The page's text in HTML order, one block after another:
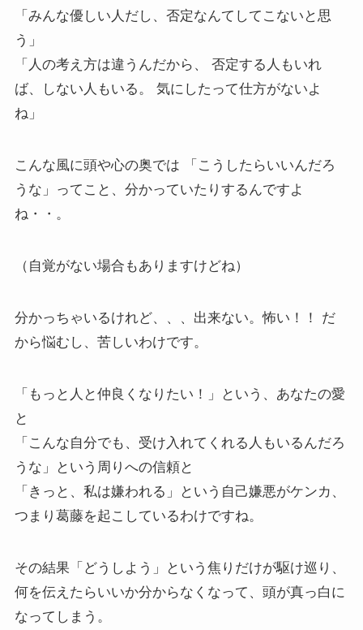
「みんな優しい人だし、否定なんてしてこないと思
う」
「人の考え方は違うんだから、 否定する人もいれ
ば、しない人もいる。 気にしたって仕方がないよ
ね」
こんな風に頭や心の奥では 「こうしたらいいんだろ
うな」ってこと、分かっていたりするんですよ
ね・・。
（自覚がない場合もありますけどね）
分かっちゃいるけれど、、、出来ない。怖い！！ だ
から悩むし、苦しいわけです。
「もっと人と仲良くなりたい！」という、あなたの愛
と
「こんな自分でも、受け入れてくれる人もいるんだろ
うな」という周りへの信頼と
「きっと、私は嫌われる」という自己嫌悪がケンカ、
つまり葛藤を起こしているわけですね。
その結果「どうしよう」という焦りだけが駆け巡り、
何を伝えたらいいか分からなくなって、頭が真っ白に
なってしまう。